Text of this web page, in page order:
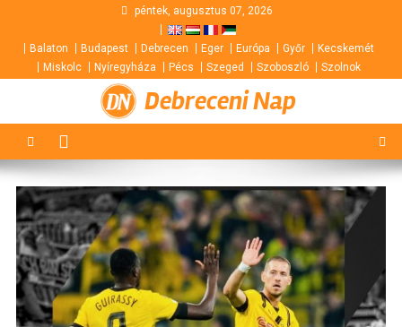
content
péntek, augusztus 07, 2026
Balaton Budapest Debrecen Eger Európa Győr
Kecskemét
Miskolc
Nyíregyháza Pécs Szeged Szoboszló Szolnok
Debreceni Nap